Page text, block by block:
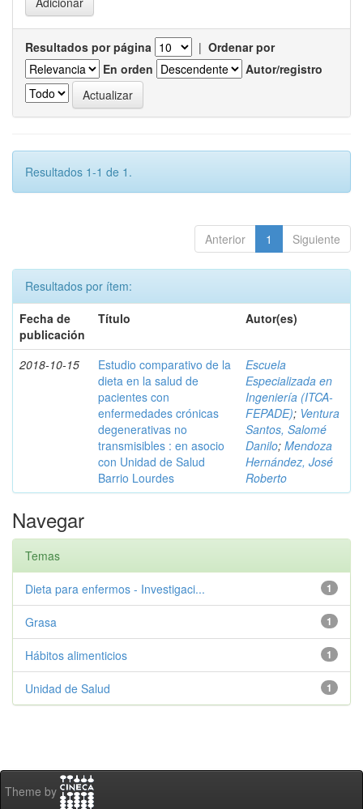
Resultados por página | Ordenar por
En orden
Autor/registro
Resultados 1-1 de 1.
Anterior 1 Siguiente
Resultados por ítem:
Fecha de
publicación
Título Autor(es)
2018-10-15
Estudio comparativo de la
dieta en la salud de
pacientes con
enfermedades crónicas
degenerativas no
transmisibles : en asocio
con Unidad de Salud
Barrio Lourdes
Escuela
Especializada en
Ingeniería (ITCA-
FEPADE); Ventura
Santos, Salomé
Danilo; Mendoza
Hernández, José
Roberto
Navegar
Temas
1
Dieta para enfermos - Investigaci...
1
Grasa
1
Hábitos alimenticios
1
Unidad de Salud
Theme by